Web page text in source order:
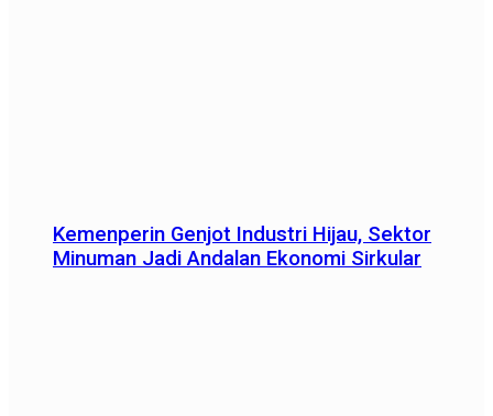
Kemenperin Genjot Industri Hijau, Sektor
Minuman Jadi Andalan Ekonomi Sirkular